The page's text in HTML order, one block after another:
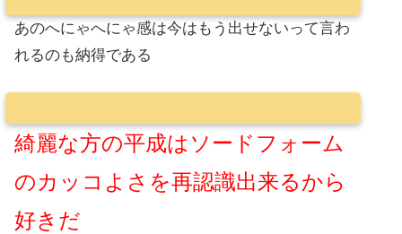
あのへにゃへにゃ感は今はもう出せないって言わ
れるのも納得である
綺麗な方の平成はソードフォーム
のカッコよさを再認識出来るから
好きだ